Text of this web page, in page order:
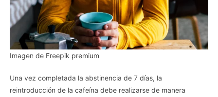
Imagen de Freepik premium
Una vez completada la abstinencia de 7 días, la
reintroducción de la cafeína debe realizarse de manera